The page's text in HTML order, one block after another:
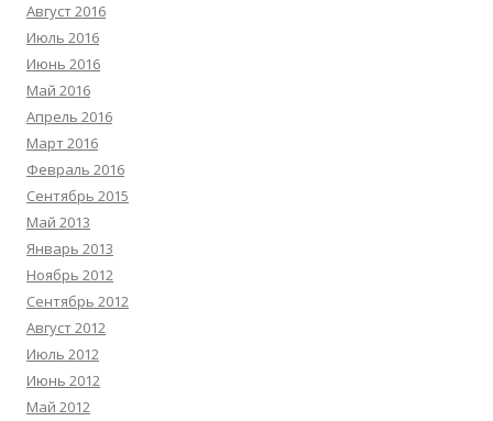
Август 2016
Июль 2016
Июнь 2016
Май 2016
Апрель 2016
Март 2016
Февраль 2016
Сентябрь 2015
Май 2013
Январь 2013
Ноябрь 2012
Сентябрь 2012
Август 2012
Июль 2012
Июнь 2012
Май 2012